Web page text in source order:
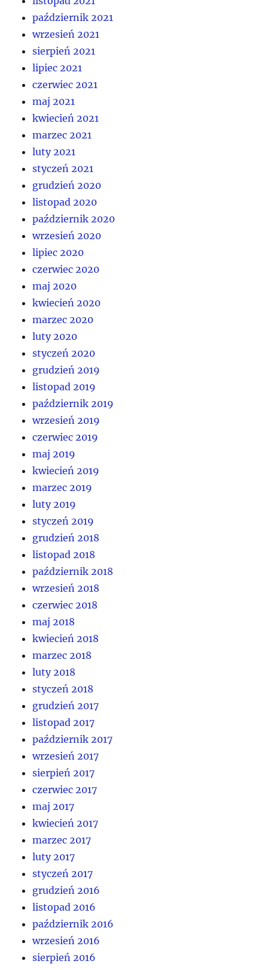
październik 2021
wrzesień 2021
sierpień 2021
lipiec 2021
czerwiec 2021
maj 2021
kwiecień 2021
marzec 2021
luty 2021
styczeń 2021
grudzień 2020
listopad 2020
październik 2020
wrzesień 2020
lipiec 2020
czerwiec 2020
maj 2020
kwiecień 2020
marzec 2020
luty 2020
styczeń 2020
grudzień 2019
listopad 2019
październik 2019
wrzesień 2019
czerwiec 2019
maj 2019
kwiecień 2019
marzec 2019
luty 2019
styczeń 2019
grudzień 2018
listopad 2018
październik 2018
wrzesień 2018
czerwiec 2018
maj 2018
kwiecień 2018
marzec 2018
luty 2018
styczeń 2018
grudzień 2017
listopad 2017
październik 2017
wrzesień 2017
sierpień 2017
czerwiec 2017
maj 2017
kwiecień 2017
marzec 2017
luty 2017
styczeń 2017
grudzień 2016
listopad 2016
październik 2016
wrzesień 2016
sierpień 2016